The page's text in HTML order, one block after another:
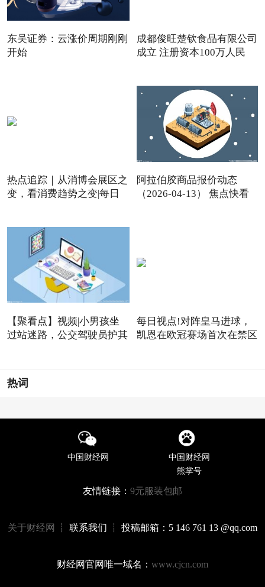
东吴证券：云涨价周期刚刚
开始
成都俊旺楚钦食品有限公司
成立 注册资本100万人民
热点追踪｜从消博会展区之
变，看消费趋势之变|每日
阿拉伯胶商品报价动态
（2026-04-13） 焦点快看
【聚看点】视频|小男孩坐
过站迷路，公交驾驶员护其
每日视点!对阵皇马进球，
凯恩在欧冠赛场首次在禁区
热词
中国财经网
中国财经网
熊掌号
友情链接： 9元服装包邮
关于财经网 ┊ 联系我们 ┊ 投稿邮箱：5 146 761 13 @qq.com
财经网官网唯一域名： www.cjcn.com